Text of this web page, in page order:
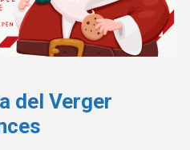
del Verger